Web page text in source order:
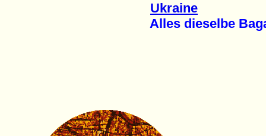
Ukraine
Alles dieselbe